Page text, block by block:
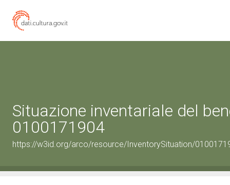
Situazione inventariale del
0100171904
https://w3id.org/arco/resource/InventorySituation/